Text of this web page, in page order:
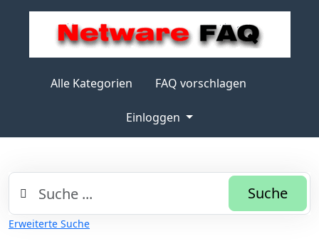
Alle Kategorien FAQ vorschlagen
Einloggen
Suche
Erweiterte Suche